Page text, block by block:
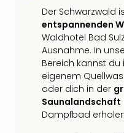
​Der Schwarzwald
entspannenden
Waldhotel Bad
Ausnahme. In
Bereich kannst
eigenem
oder dich in der
Saunalandschaft
Dampfbad